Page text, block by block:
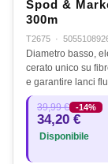
Spod &
300m
T2675 ·
Diametro basso,
cerato unico su
e garantire lanci
39,99 € -14%
34,20 €
Disponibile